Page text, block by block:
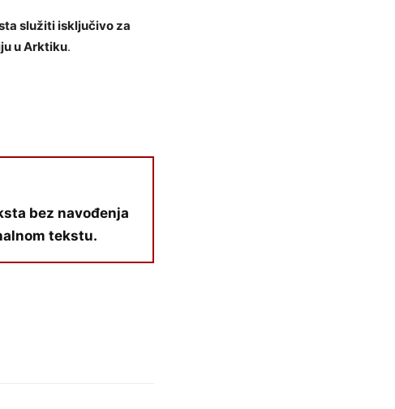
služiti isključivo za
u Arktiku.
bez navođenja
tekstu.